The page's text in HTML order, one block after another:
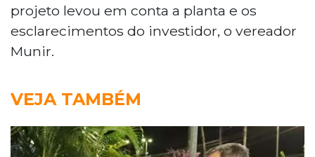
projeto levou em conta a planta e os
esclarecimentos do investidor, o vereador
Munir.
VEJA TAMBÉM